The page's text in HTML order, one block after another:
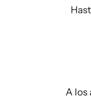
A los